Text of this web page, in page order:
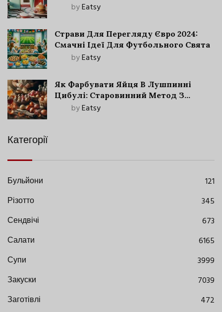
byEatsy
Страви Для Перегляду Євро 2024:
Смачні Ідеї Для Футбольного Свята
byEatsy
Як Фарбувати Яйця В Лушпинні
Цибулі: Старовинний Метод З
Сучасними Нюансами
byEatsy
Категорії
Бульйони
121
Різотто
345
Сендвічі
673
Салати
6165
Супи
3999
Закуски
7039
Заготівлі
472